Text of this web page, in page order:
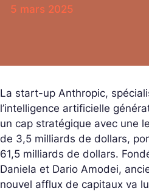
5 mars 2025
La start-up Anthropic,
l’intelligence artificielle
un cap stratégique avec une
de 3,5 milliards de dollars,
61,5 milliards de dollars.
Daniela et Dario Amodei,
nouvel afflux de capitaux va